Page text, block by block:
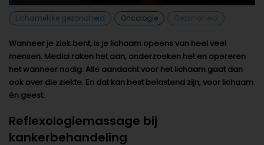
Lichamelijke gezondheid Oncologie Gezondheid
Wanneer je ziek bent, is je lichaam opeens van heel veel
mensen. Medici raken het aan, onderzoeken het en opereren
het wanneer nodig. Alle aandacht voor het lichaam gaat dan
ook over die ziekte. En dat kan best belastend zijn, voor lichaam
én geest.
Reflexologiemassage bij
kankerbehandeling